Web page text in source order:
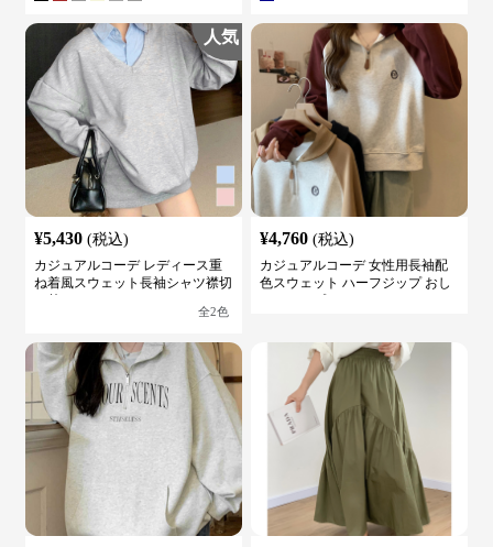
人気
¥5,430 (税込)
カジュアルコーデ レディース重
ね着風スウェット長袖シャツ襟切
全2色
¥4,760 (税込)
カジュアルコーデ 女性用長袖配
色スウェット ハーフジップ おし